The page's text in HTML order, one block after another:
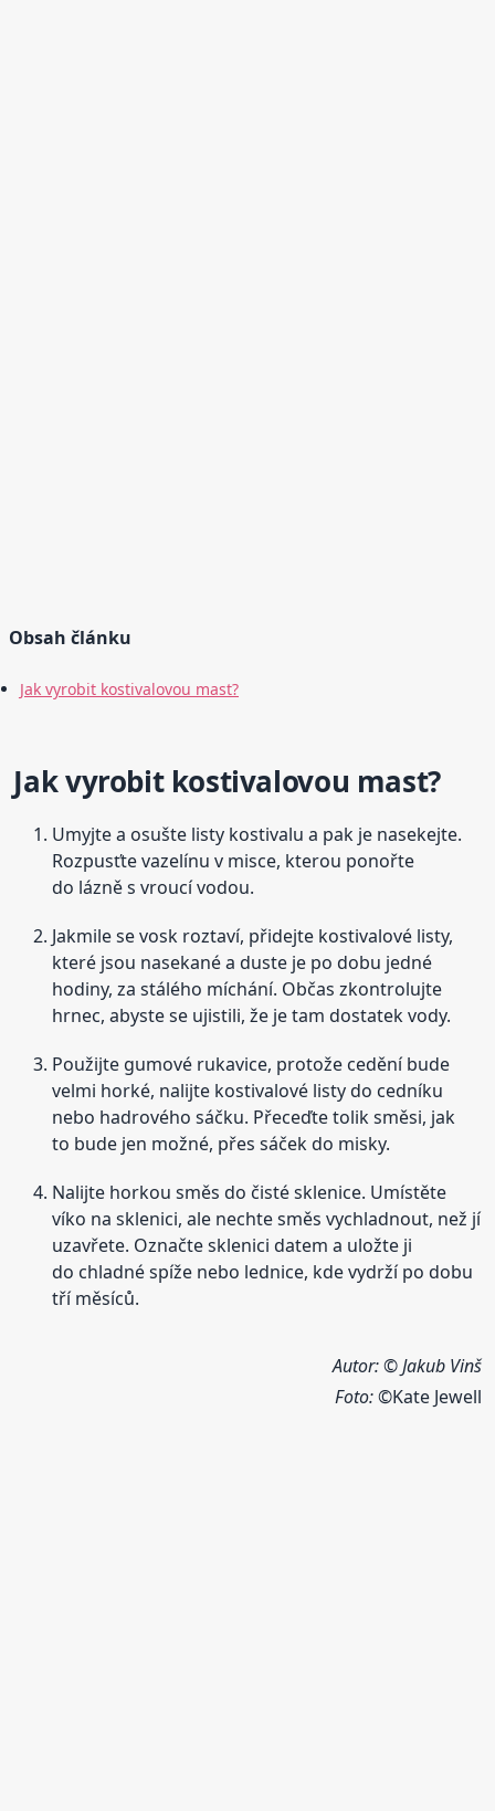
Obsah článku
Jak vyrobit kostivalovou mast?
Jak vyrobit kostivalovou mast?
Umyjte a osušte listy kostivalu a pak je nasekejte.
Rozpusťte vazelínu v misce, kterou ponořte
do lázně s vroucí vodou.
Jakmile se vosk roztaví, přidejte kostivalové listy,
které jsou nasekané a duste je po dobu jedné
hodiny, za stálého míchání. Občas zkontrolujte
hrnec, abyste se ujistili, že je tam dostatek vody.
Použijte gumové rukavice, protože cedění bude
velmi horké, nalijte kostivalové listy do cedníku
nebo hadrového sáčku. Přeceďte tolik směsi, jak
to bude jen možné, přes sáček do misky.
Nalijte horkou směs do čisté sklenice. Umístěte
víko na sklenici, ale nechte směs vychladnout, než jí
uzavřete. Označte sklenici datem a uložte ji
do chladné spíže nebo lednice, kde vydrží po dobu
tří měsíců.
Autor: © Jakub Vinš
Foto:©Kate Jewell